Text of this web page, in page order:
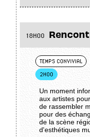
18H00
TEMPS CONVIVIAL
2H00
Un moment
aux artistes
de rassembler
pour des
de la scène
d'esthétiques